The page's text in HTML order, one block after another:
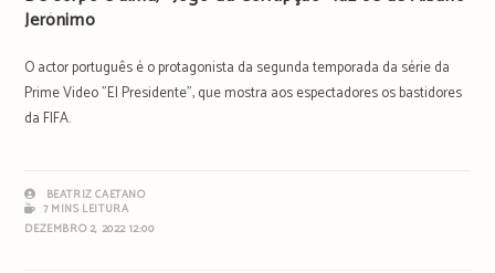
Jerónimo
O actor português é o protagonista da segunda temporada da série da
Prime Video "El Presidente", que mostra aos espectadores os bastidores
da FIFA.
BEATRIZ CAETANO
7 MINS LEITURA
DEZEMBRO 2, 2022 12:00